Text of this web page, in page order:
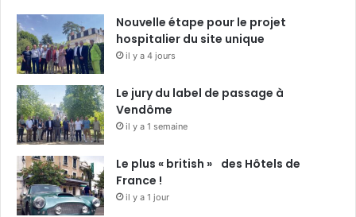
Nouvelle étape pour le projet
hospitalier du site unique
il y a 4 jours
Le jury du label de passage à
Vendôme
il y a 1 semaine
Le plus « british » des Hôtels de
France !
il y a 1 jour